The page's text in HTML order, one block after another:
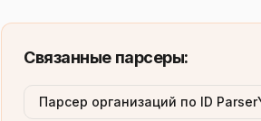
Связанные парсеры:
Парсер организаций по ID